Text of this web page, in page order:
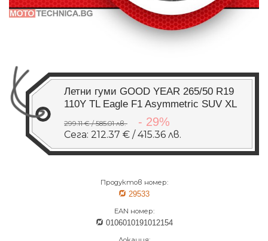
Летни гуми GOOD YEAR 265/50 R19
110Y TL Eagle F1 Asymmetric SUV XL
299.11 € / 585.01 лв. - 29%
Сега: 212.37 € / 415.36 лв.
Продуктов номер:
29533
EAN номер:
0106010191012154